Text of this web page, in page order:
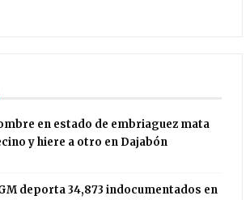
en estado de embriaguez mata
y hiere a otro en Dajabón
deporta 34,873 indocumentados en